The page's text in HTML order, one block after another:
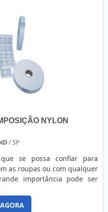
NYLON
/ SP
se possa confiar para
as roupas ou com qualquer
importância pode ser